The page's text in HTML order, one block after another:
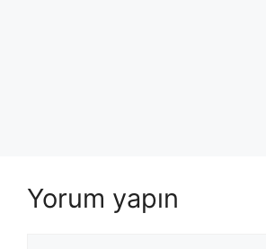
Yorum yapın